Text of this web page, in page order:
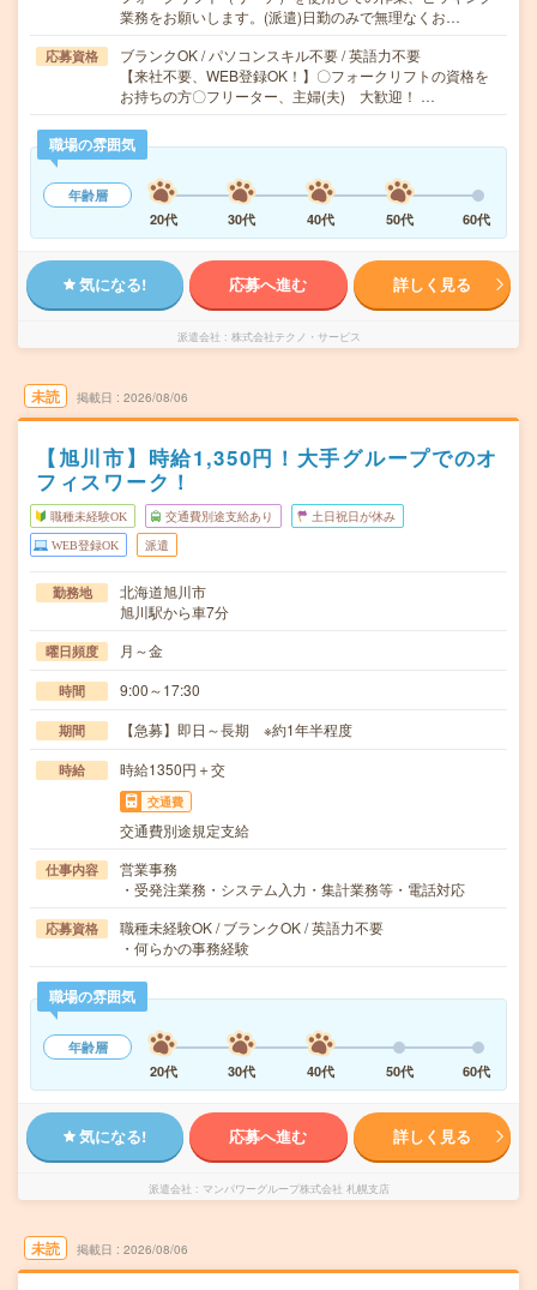
業務をお願いします。(派遣)日勤のみで無理なくお…
応募資格
ブランクOK / パソコンスキル不要 / 英語力不要
【来社不要、WEB登録OK！】〇フォークリフトの資格を
お持ちの方〇フリーター、主婦(夫) 大歓迎！ …
職場の雰囲気
年齢層
20代
30代 40代 50代 60代
気になる! 応募へ進む 詳しく見る
派遣会社 株式会社テクノ・サービス
未読 掲載日 2026/08/06
【旭川市】時給1,350円！大手グループでのオ
フィスワーク！
職種未経験OK 交通費別途支給あり 土日祝日が休み
WEB登録OK 派遣
勤務地
北海道旭川市
旭川駅から車7分
曜日頻度 月～金
時間 9:00～17:30
期間 【急募】即日～長期 ※約1年半程度
時給 時給1350円＋交
交通費
交通費別途規定支給
仕事内容
営業事務
・受発注業務・システム入力・集計業務等・電話対応
応募資格
職種未経験OK / ブランクOK / 英語力不要
・何らかの事務経験
職場の雰囲気
年齢層
20代
30代 40代 50代 60代
気になる! 応募へ進む 詳しく見る
派遣会社 マンパワーグループ株式会社 札幌支店
未読 掲載日 2026/08/06